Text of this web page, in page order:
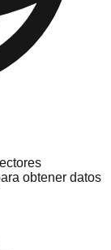
obtener datos